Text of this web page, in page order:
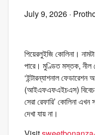
July 9, 2026 ·
পিয়েরলুইজি কোলিনা।
পারে। মুণ্ডিত মস্তক, নীল
‘ইন্টারন্যাশনাল ফেডারেশন
(আইএফএফএইচএস)
সেরা রেফারি’ কোলিনা
দেখা যায় না।